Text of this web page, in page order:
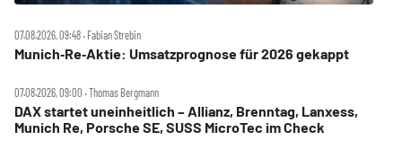
07.08.2026, 09:48 ‧ Fabian Strebin
Munich‑Re‑Aktie: Umsatzprognose für 2026 gekappt
07.08.2026, 09:00 ‧ Thomas Bergmann
DAX startet uneinheitlich – Allianz, Brenntag, Lanxess,
Munich Re, Porsche SE, SUSS MicroTec im Check